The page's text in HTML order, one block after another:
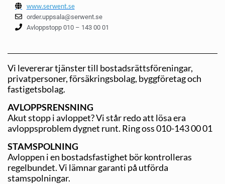
www.serwent.se
order.uppsala@serwent.se
Avloppstopp 010 – 143 00 01
Vi levererar tjänster till bostadsrättsföreningar,
privatpersoner, försäkringsbolag, byggföretag och
fastigetsbolag.
AVLOPPSRENSNING
Akut stopp i avloppet? Vi står redo att lösa era
avloppsproblem dygnet runt. Ring oss 010-143 00 01
STAMSPOLNING
Avloppen i en bostadsfastighet bör kontrolleras
regelbundet. Vi lämnar garanti på utförda
stamspolningar.